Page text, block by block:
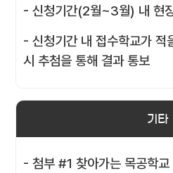
- 신청기간(2월~3월) 내 현
- 신청기간 내 접수학교가 적
시 추첨을 통해 결과 통보
기타
- 첨부 #1 찾아가는 목공학